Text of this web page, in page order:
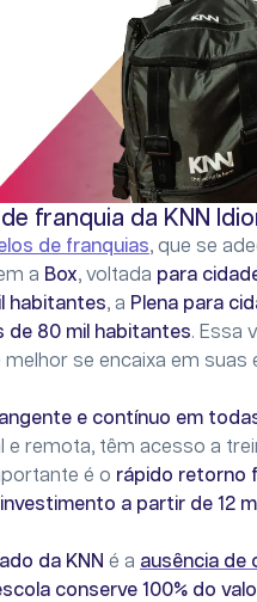
franquia da KNN
de franquias, que se
a Box, voltada para
habitantes, a Plena para
de 80 mil habitantes. Essa
se encaixa em suas
e contínuo em
e remota, têm acesso a
é o rápido retorno
investimento a partir de 12
da KNN é a ausência de
conserve 100% do